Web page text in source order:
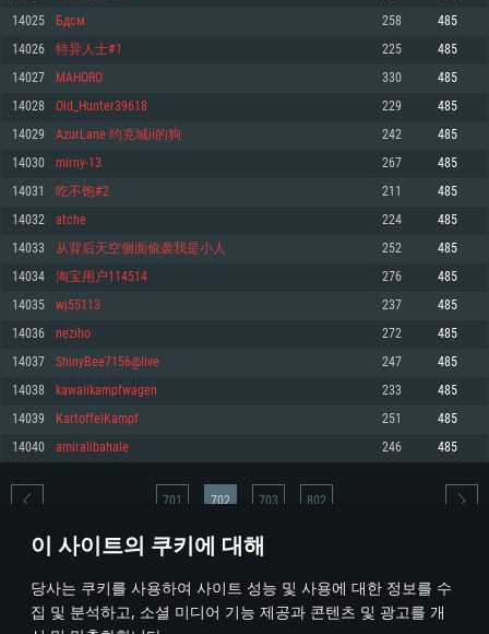
이 사이트의 쿠키에 대해
당사는 쿠키를 사용하여 사이트 성능 및 사용에 대한 정보를 수
집 및 분석하고, 소셜 미디어 기능 제공과 콘텐츠 및 광고를 개
최소사양
운영체제: Windows 10 (64 bit)
프로세서: 2.2 GHz 듀얼코어 이상
메모리: 4GB
그래픽 카드: DirectX 11 이상을 지원하는 AMD Radeon 77XX / NVIDIA
GeForce GT 660. 최소 사양 해상도: 720p
네트워크: 브로드밴드 인터넷
여유 저장 공간: 22.1 GB (최소 클라이언트)
권장 사양
570 혹은 그 이상
여유 저장 공간: 62.2 GB (전체 클라이언트)
최소사양
운영체제: Mac OS Big Sur 11.0
프로세서: 최소 2.2 GHz의 Core i5 (Intel Xeon 은 지원하지 않습니다)
메모리: 6 GB
그래픽 카드: Metal 을 지원하는 Intel Iris Pro 5200 (Mac), 혹은 이와 비슷한 성
능을 가지는 Mac 버전의 AMD/Nvidia. 최소 해상도: 720p
네트워크: 브로드밴드 인터넷
여유 저장 공간: 22.1 GB (최소 클라이언트)
권장 사양
네트워크: 브로드밴드 인터넷
여유 저장 공간: 62.2 GB (전체 클라이언트)
최소사양
운영체제: 64bit Linux 중 최신 버전
프로세서: 2.4 GHz 듀얼코어
메모리: 4 GB
그래픽 카드: Vulkan 을 지원하고, 최신 그래픽 드라이버를 지원하는 NVIDIA
660 (6개월 미만) 혹은 그와 동급의 성능을 가지며 최신 그래픽 드라이버를 지
원하는 AMD (6개월 미만; 최소사양 지원 해상도 720p)
네트워크: 브로드밴드 인터넷
여유 저장 공간: 22.1 GB (최소 클라이언트)
권장 사양
운영체제: Ubuntu 20.04 64bit
프로세서: Intel Core i7
메모리: 16 GB
그래픽 카드: Vulkan 을 지원하고, 최신 그래픽 드라이버를 지원하는 NVIDIA
1060 (6개월 미만) 혹은 그와 동급의 성능을 가지며 최신 그래픽 드라이버를
지원하는 AMD RX 570 (6개월 미만; 최소사양 지원 해상도 720p) 이상
여유 저장 공간: 62.2 GB (전체 클라이언트)
14025 Бдсм 258 485
14026 特异人士#1 225 485
14027 MAHORO 330 485
14028 Old_Hunter39618 229 485
14029 AzurLane 约克城ii的狗 242 485
14030 mirny-13 267 485
14031 吃不饱#2 211 485
14032 atche 224 485
14033 从背后天空侧面偷袭我是小人 252 485
14034 淘宝用户114514 276 485
14035 wj55113 237 485
14036 neziho 272 485
14037 ShinyBee7156@live 247 485
14038 kawaiikampfwagen 233 485
14039 KartoffelKampf 251 485
14040 amiralibahale 246 485
* 순위표는 매일 1회 갱신됩니다
701 702 703 802